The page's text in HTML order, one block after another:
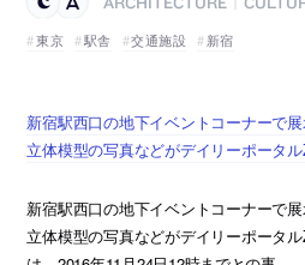
東京
駅舎 交通施設 新宿
新宿駅西口の地下イベントコーナーで
立体模型の写真などがデイリーポータ
新宿駅西口の地下イベントコーナーで
立体模型の写真などがデイリーポータ